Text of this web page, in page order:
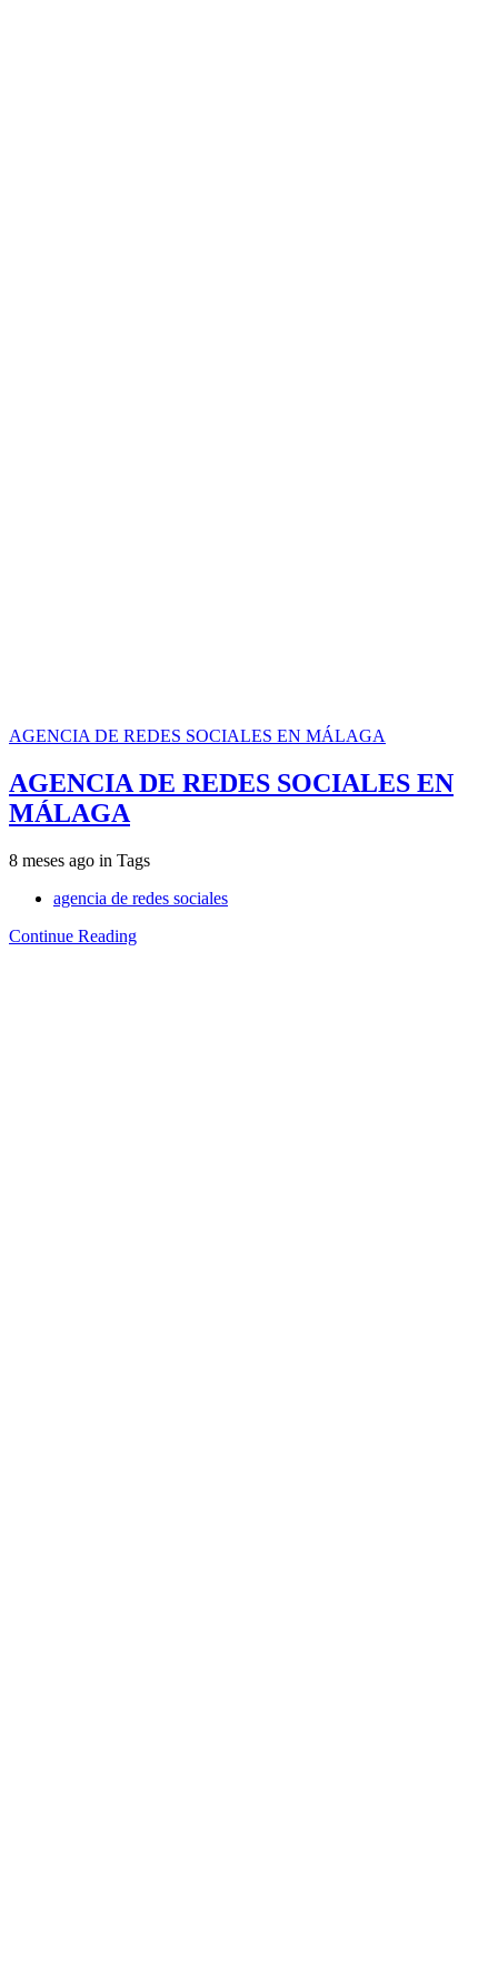
AGENCIA DE REDES SOCIALES EN MÁLAGA
AGENCIA DE REDES SOCIALES EN
MÁLAGA
8 meses ago in Tags
agencia de redes sociales
Continue Reading